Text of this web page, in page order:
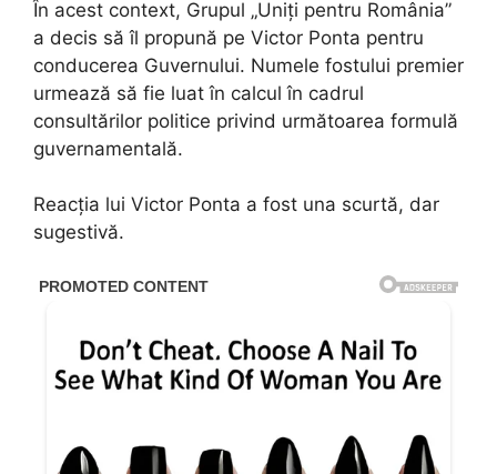
În acest context, Grupul „Uniți pentru România”
a decis să îl propună pe Victor Ponta pentru
conducerea Guvernului. Numele fostului premier
urmează să fie luat în calcul în cadrul
consultărilor politice privind următoarea formulă
guvernamentală.
Reacția lui Victor Ponta a fost una scurtă, dar
sugestivă.